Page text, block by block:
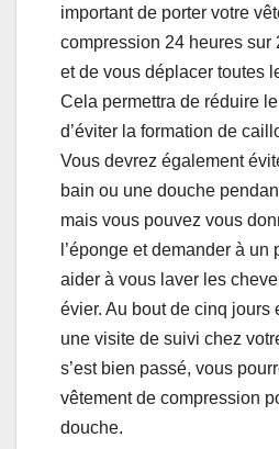
important de porter votre
compression 24 heures sur
et de vous déplacer toutes
Cela permettra de réduire
d’éviter la formation de
Vous devrez également
bain ou une douche
mais vous pouvez vous
l’éponge et demander à un
aider à vous laver les
évier. Au bout de cinq jours
une visite de suivi chez
s’est bien passé, vous
vêtement de compression
douche.